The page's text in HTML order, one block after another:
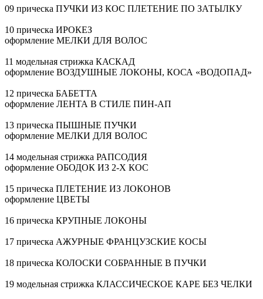
09 прическа ПУЧКИ ИЗ КОС ПЛЕТЕНИЕ ПО ЗАТЫЛКУ
10 прическа ИРОКЕЗ
оформление МЕЛКИ ДЛЯ ВОЛОС
11 модельная стрижка КАСКАД
оформление ВОЗДУШНЫЕ ЛОКОНЫ, КОСА «ВОДОПАД»
12 прическа БАБЕТТА
оформление ЛЕНТА В СТИЛЕ ПИН-АП
13 прическа ПЫШНЫЕ ПУЧКИ
оформление МЕЛКИ ДЛЯ ВОЛОС
14 модельная стрижка РАПСОДИЯ
оформление ОБОДОК ИЗ 2-Х КОС
15 прическа ПЛЕТЕНИЕ ИЗ ЛОКОНОВ
оформление ЦВЕТЫ
16 прическа КРУПНЫЕ ЛОКОНЫ
17 прическа АЖУРНЫЕ ФРАНЦУЗСКИЕ КОСЫ
18 прическа КОЛОСКИ СОБРАННЫЕ В ПУЧКИ
19 модельная стрижка КЛАССИЧЕСКОЕ КАРЕ БЕЗ ЧЕЛКИ